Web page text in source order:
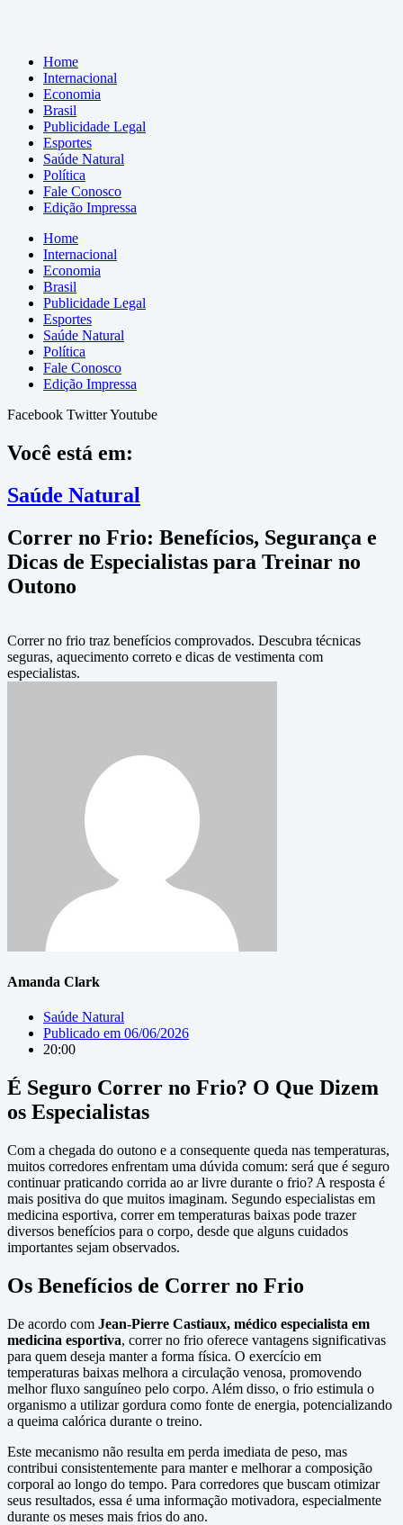
Home
Internacional
Economia
Brasil
Publicidade Legal
Esportes
Saúde Natural
Política
Fale Conosco
Edição Impressa
Home
Internacional
Economia
Brasil
Publicidade Legal
Esportes
Saúde Natural
Política
Fale Conosco
Edição Impressa
Facebook TwitterYoutube
Você está em:
Saúde Natural
Correr no Frio: Benefícios, Segurança e
Dicas de Especialistas para Treinar no
Outono
Correr no frio traz benefícios comprovados. Descubra técnicas
seguras, aquecimento correto e dicas de vestimenta com
especialistas.
Amanda Clark
Saúde Natural
Publicado em 06/06/2026
20:00
É Seguro Correr no Frio? O Que Dizem
os Especialistas
Com a chegada do outono e a consequente queda nas temperaturas,
muitos corredores enfrentam uma dúvida comum: será que é seguro
continuar praticando corrida ao ar livre durante o frio? A resposta é
mais positiva do que muitos imaginam. Segundo especialistas em
medicina esportiva, correr em temperaturas baixas pode trazer
diversos benefícios para o corpo, desde que alguns cuidados
importantes sejam observados.
Os Benefícios de Correr no Frio
De acordo com Jean-Pierre Castiaux, médico especialista em
medicina esportiva, correr no frio oferece vantagens significativas
para quem deseja manter a forma física. O exercício em
temperaturas baixas melhora a circulação venosa, promovendo
melhor fluxo sanguíneo pelo corpo. Além disso, o frio estimula o
organismo a utilizar gordura como fonte de energia, potencializando
a queima calórica durante o treino.
Este mecanismo não resulta em perda imediata de peso, mas
contribui consistentemente para manter e melhorar a composição
corporal ao longo do tempo. Para corredores que buscam otimizar
seus resultados, essa é uma informação motivadora, especialmente
durante os meses mais frios do ano.